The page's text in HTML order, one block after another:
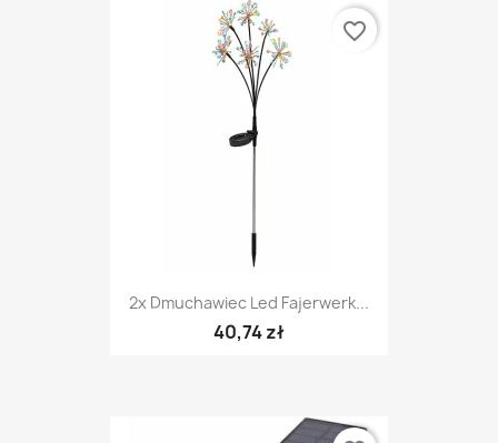
2x Dmuchawiec Led Fajerwerk...
40,74 zł
favorite_border